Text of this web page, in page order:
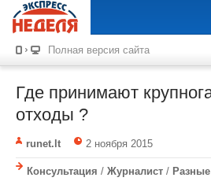
Полная версия сайта
Где принимают
отходы ?
runet.lt 2 ноября 2015
Консультация / Журналист /